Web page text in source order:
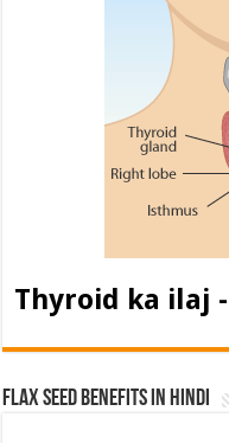
Thyroid ka ilaj -
Flax Seed Benefits in hindi